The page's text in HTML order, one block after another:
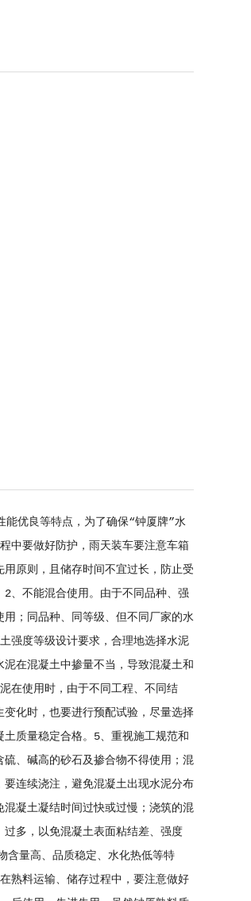
能优良等特点，为了确保“钟厦牌”水
中要做好防护，雨天装车要注意车箱
原则，且储存时间不宜过长，防止受
、不能混合使用。由于不同品种、强
；同品种、同等级、但不同厂家的水
强度等级设计要求，合理地选择水泥
在混凝土中掺量不当，导致混凝土和
在使用时，由于不同工程、不同结
化时，也要进行预配试验，尽量选择
质量稳定合格。5、重视施工规范和
、碱高的砂石及掺合物不得使用；混
连续浇注，避免混凝土出现水泥分布
凝土凝结时间过快或过慢；浇筑的混
多，以免混凝土表面粘结差、强度
含量高、品质稳定、水化热低等特
熟料运输、储存过程中，要注意做好